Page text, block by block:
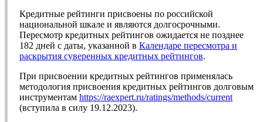
Кредитные рейтинги присвоены по российской
национальной шкале и являются долгосрочными.
Пересмотр кредитных рейтингов ожидается не позднее
182 дней с даты, указанной в Календаре пересмотра и
раскрытия суверенных кредитных рейтингов.
При присвоении кредитных рейтингов применялась
методология присвоения кредитных рейтингов долговым
инструментам https://raexpert.ru/ratings/methods/current
(вступила в силу 19.12.2023).